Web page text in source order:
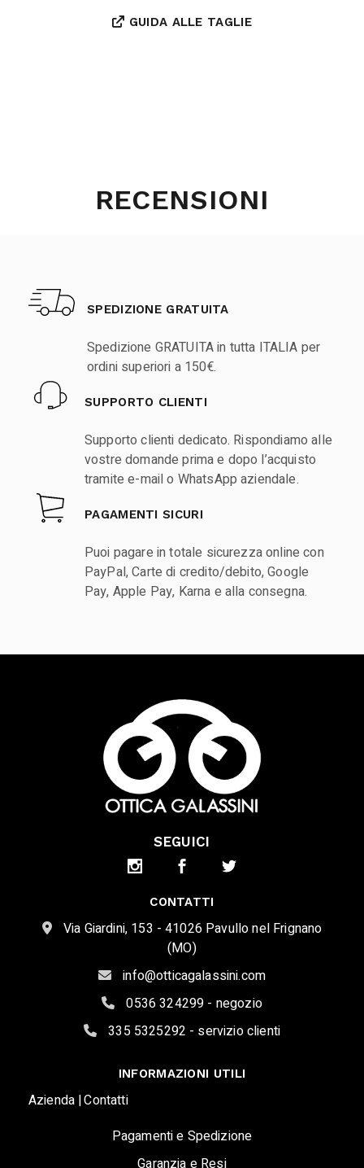
GUIDA ALLE TAGLIE
RECENSIONI
SPEDIZIONE GRATUITA
Spedizione GRATUITA in tutta ITALIA per
ordini superiori a 150€.
SUPPORTO CLIENTI
Supporto clienti dedicato. Rispondiamo alle
vostre domande prima e dopo l’acquisto
tramite e-mail o WhatsApp aziendale.
PAGAMENTI SICURI
Puoi pagare in totale sicurezza online con
PayPal, Carte di credito/debito, Google
Pay, Apple Pay, Karna e alla consegna.
SEGUICI
CONTATTI
Via Giardini, 153 - 41026 Pavullo nel Frignano
(MO)
info@otticagalassini.com
0536 324299 - negozio
335 5325292 - servizio clienti
INFORMAZIONI UTILI
Azienda |Contatti
Pagamenti e Spedizione
Garanzia e Resi